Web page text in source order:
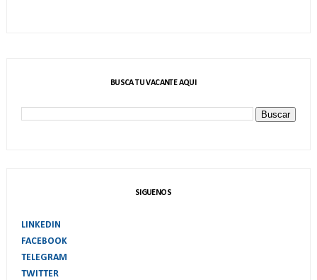
BUSCA TU VACANTE AQUI
SIGUENOS
LINKEDIN
FACEBOOK
TELEGRAM
TWITTER